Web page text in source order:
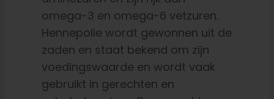
omega-3 en omega-6 vetzuren.
Hennepolie wordt gewonnen uit de
zaden en staat bekend om zijn
voedingswaarde en wordt vaak
gebruikt in gerechten en